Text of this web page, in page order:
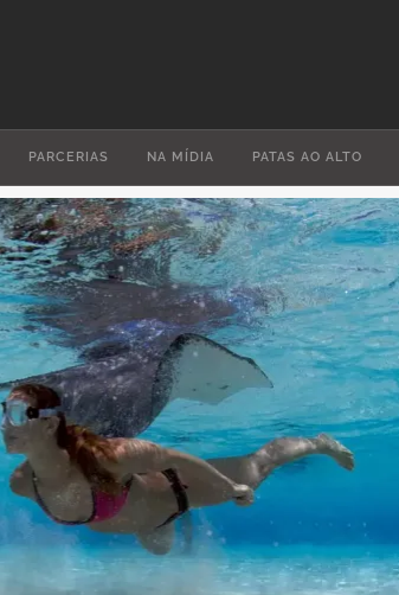
PARCERIAS NA MÍDIA PATAS AO ALTO